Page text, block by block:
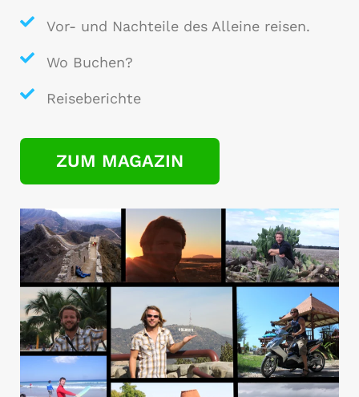
Vor- und Nachteile des Alleine reisen.
Wo Buchen?
Reiseberichte
ZUM MAGAZIN